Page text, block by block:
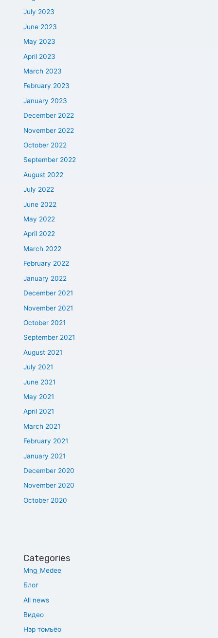
July 2023
June 2023
May 2023
April 2023
March 2023
February 2023
January 2023
December 2022
November 2022
October 2022
September 2022
August 2022
July 2022
June 2022
May 2022
April 2022
March 2022
February 2022
January 2022
December 2021
November 2021
October 2021
September 2021
August 2021
July 2021
June 2021
May 2021
April 2021
March 2021
February 2021
January 2021
December 2020
November 2020
October 2020
Categories
Mng_Medee
Блог
All news
Видео
Нэр томъёо